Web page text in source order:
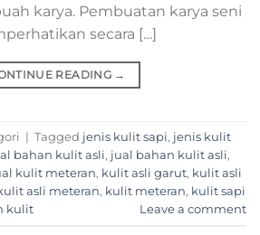
karya. Pembuatan karya seni
secara […]
READING →
| Tagged jenis kulit sapi, jenis kulit
bahan kulit asli, jual bahan kulit asli,
kulit meteran, kulit asli garut, kulit asli
asli meteran, kulit meteran, kulit sapi
kulit Leave a comment